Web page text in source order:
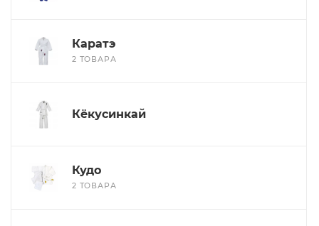
Каратэ
2 ТОВАРА
Кёкусинкай
Кудо
2 ТОВАРА